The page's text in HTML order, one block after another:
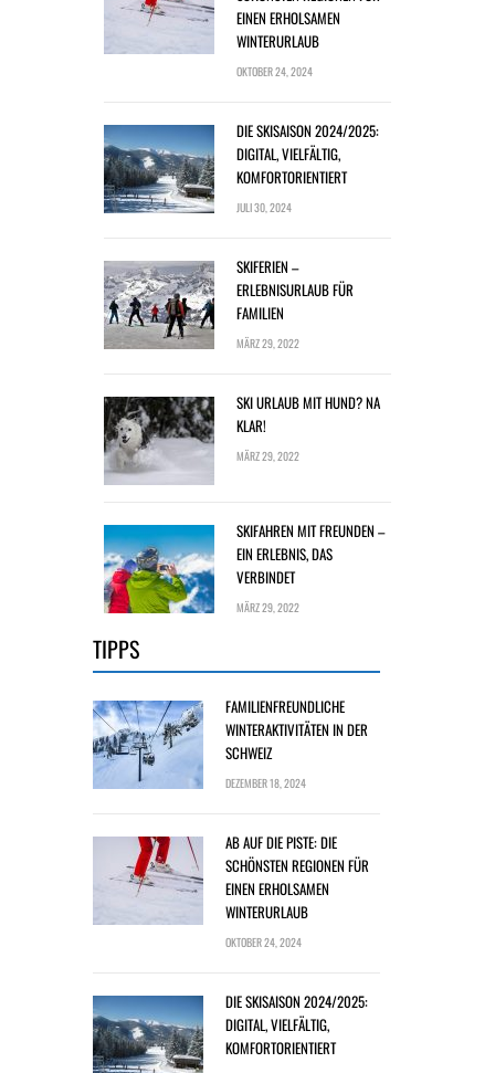
EINEN ERHOLSAMEN
WINTERURLAUB
OKTOBER 24, 2024
DIE SKISAISON 2024/2025:
DIGITAL, VIELFÄLTIG,
KOMFORTORIENTIERT
JULI 30, 2024
SKIFERIEN –
ERLEBNISURLAUB FÜR
FAMILIEN
MÄRZ 29, 2022
SKI URLAUB MIT HUND? NA
KLAR!
MÄRZ 29, 2022
SKIFAHREN MIT FREUNDEN –
EIN ERLEBNIS, DAS
VERBINDET
MÄRZ 29, 2022
TIPPS
FAMILIENFREUNDLICHE
WINTERAKTIVITÄTEN IN DER
SCHWEIZ
DEZEMBER 18, 2024
AB AUF DIE PISTE: DIE
SCHÖNSTEN REGIONEN FÜR
EINEN ERHOLSAMEN
WINTERURLAUB
OKTOBER 24, 2024
DIE SKISAISON 2024/2025:
DIGITAL, VIELFÄLTIG,
KOMFORTORIENTIERT